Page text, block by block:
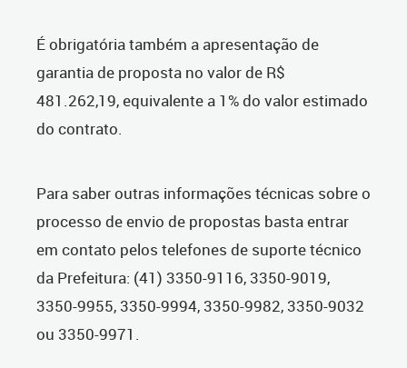
É obrigatória também a apresentação de
garantia de proposta no valor de R$
481.262,19, equivalente a 1% do valor estimado
do contrato.
Para saber outras informações técnicas sobre o
processo de envio de propostas basta entrar
em contato pelos telefones de suporte técnico
da Prefeitura: (41) 3350-9116, 3350-9019,
3350-9955, 3350-9994, 3350-9982, 3350-9032
ou 3350-9971.